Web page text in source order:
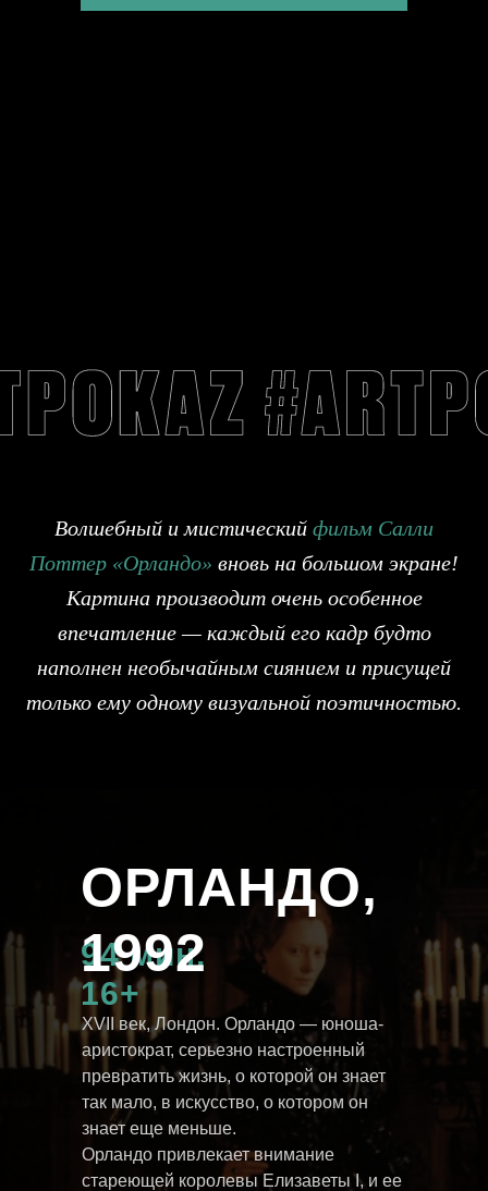
Волшебный и мистический фильм Салли
Поттер «Орландо» вновь на большом экране!
Картина производит очень особенное
впечатление — каждый его кадр будто
наполнен необычайным сиянием и присущей
только ему одному визуальной поэтичностью.
94 мин,
16+
ОРЛАНДО,
1992
XVII век, Лондон. Орландо — юноша-
аристократ, серьезно настроенный
превратить жизнь, о которой он знает
так мало, в искусство, о котором он
знает еще меньше.
Орландо привлекает внимание
стареющей королевы Елизаветы I, и ее